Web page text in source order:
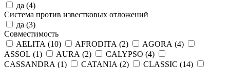
да (4)
Система против известковых отложений
да (3)
Совместимость
AELITA (10) AFRODITA (2) AGORA (4)
ASSOL (1) AURA (2) CALYPSO (4)
CASSANDRA (1) CATANIA (2) CLASSIC (14)